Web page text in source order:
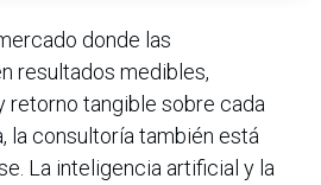
donde las
resultados medibles,
retorno tangible sobre cada
la consultoría también está
La inteligencia artificial y la